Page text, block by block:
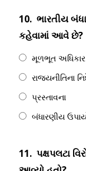
10. ભારતીય
કહેવામાં આવે છે?
મૂળભૂત અધિકાર
રાજ્યનીતિના
પ્રસ્તાવના
બંધારણીય
11. પક્ષપલટા